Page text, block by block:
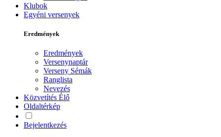
Klubok
Egyéni versenyek
Eredmények
Eredmények
Versenynaptár
Verseny Sémák
Ranglista
Nevezés
Közvetítés Élő
Oldaltérkép
Bejelentkezés